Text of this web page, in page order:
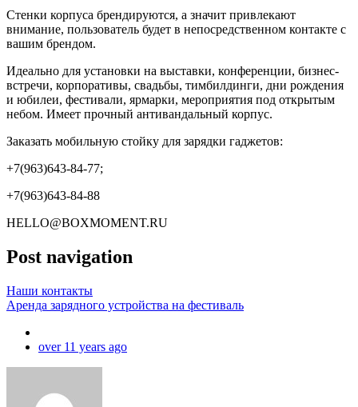
Стенки корпуса брендируются, а значит привлекают
внимание, пользователь будет в непосредственном контакте с
вашим брендом.
Идеально для установки на выставки, конференции, бизнес-
встречи, корпоративы, свадьбы, тимбилдинги, дни рождения
и юбилеи, фестивали, ярмарки, мероприятия под открытым
небом. Имеет прочный антивандальный корпус.
Заказать мобильную стойку для зарядки гаджетов:
+7(963)643-84-77;
+7(963)643-84-88
HELLO@BOXMOMENT.RU
Post navigation
Наши контакты
Аренда зарядного устройства на фестиваль
over 11 years ago